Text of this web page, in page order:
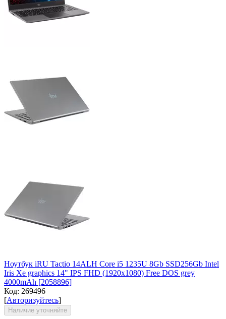
Ноутбук iRU Tactio 14ALH Core i5 1235U 8Gb SSD256Gb Intel
Iris Xe graphics 14" IPS FHD (1920x1080) Free DOS grey
4000mAh [2058896]
Код: 269496
[Авторизуйтесь]
Наличие уточняйте